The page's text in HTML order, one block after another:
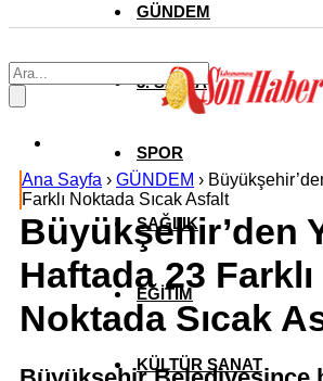
GÜNDEM
3. SAYFA
SPOR
SAĞLIK
EĞİTİM
KÜLTÜR SANAT
Ana Sayfa › GÜNDEM ›
Farklı Noktada Sıcak Asfalt
Büyükşehir’den
Haftada 23 Farklı
Noktada Sıcak